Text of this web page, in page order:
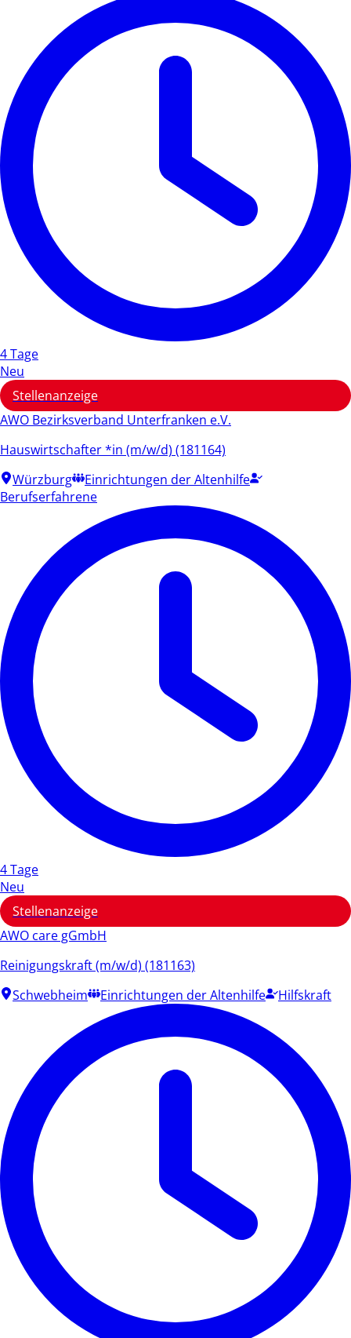
4 Tage
Neu
Stellenanzeige
AWO Bezirksverband Unterfranken e.V.
Hauswirtschafter *in (m/w/d) (181164)
Würzburg
Einrichtungen der Altenhilfe
Berufserfahrene
4 Tage
Neu
Stellenanzeige
AWO care gGmbH
Reinigungskraft (m/w/d) (181163)
Schwebheim
Einrichtungen der Altenhilfe Hilfskraft